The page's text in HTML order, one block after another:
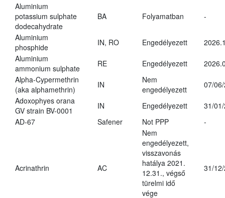
Aluminium
potassium sulphate
dodecahydrate
BA Folyamatban -
Aluminium
phosphide
IN, RO Engedélyezett
Aluminium
ammonium sulphate
RE Engedélyezett
Alpha-Cypermethrin
(aka alphamethrin)
IN
Nem
engedélyezett
07/
Adoxophyes orana
GV strain BV-0001
IN Engedélyezett
31/
AD-67
Safener Not PPP -
Acrinathrin AC
Nem
engedélyezett,
visszavonás
hatálya 2021.
12.31., végső
türelmi idő
vége
31/